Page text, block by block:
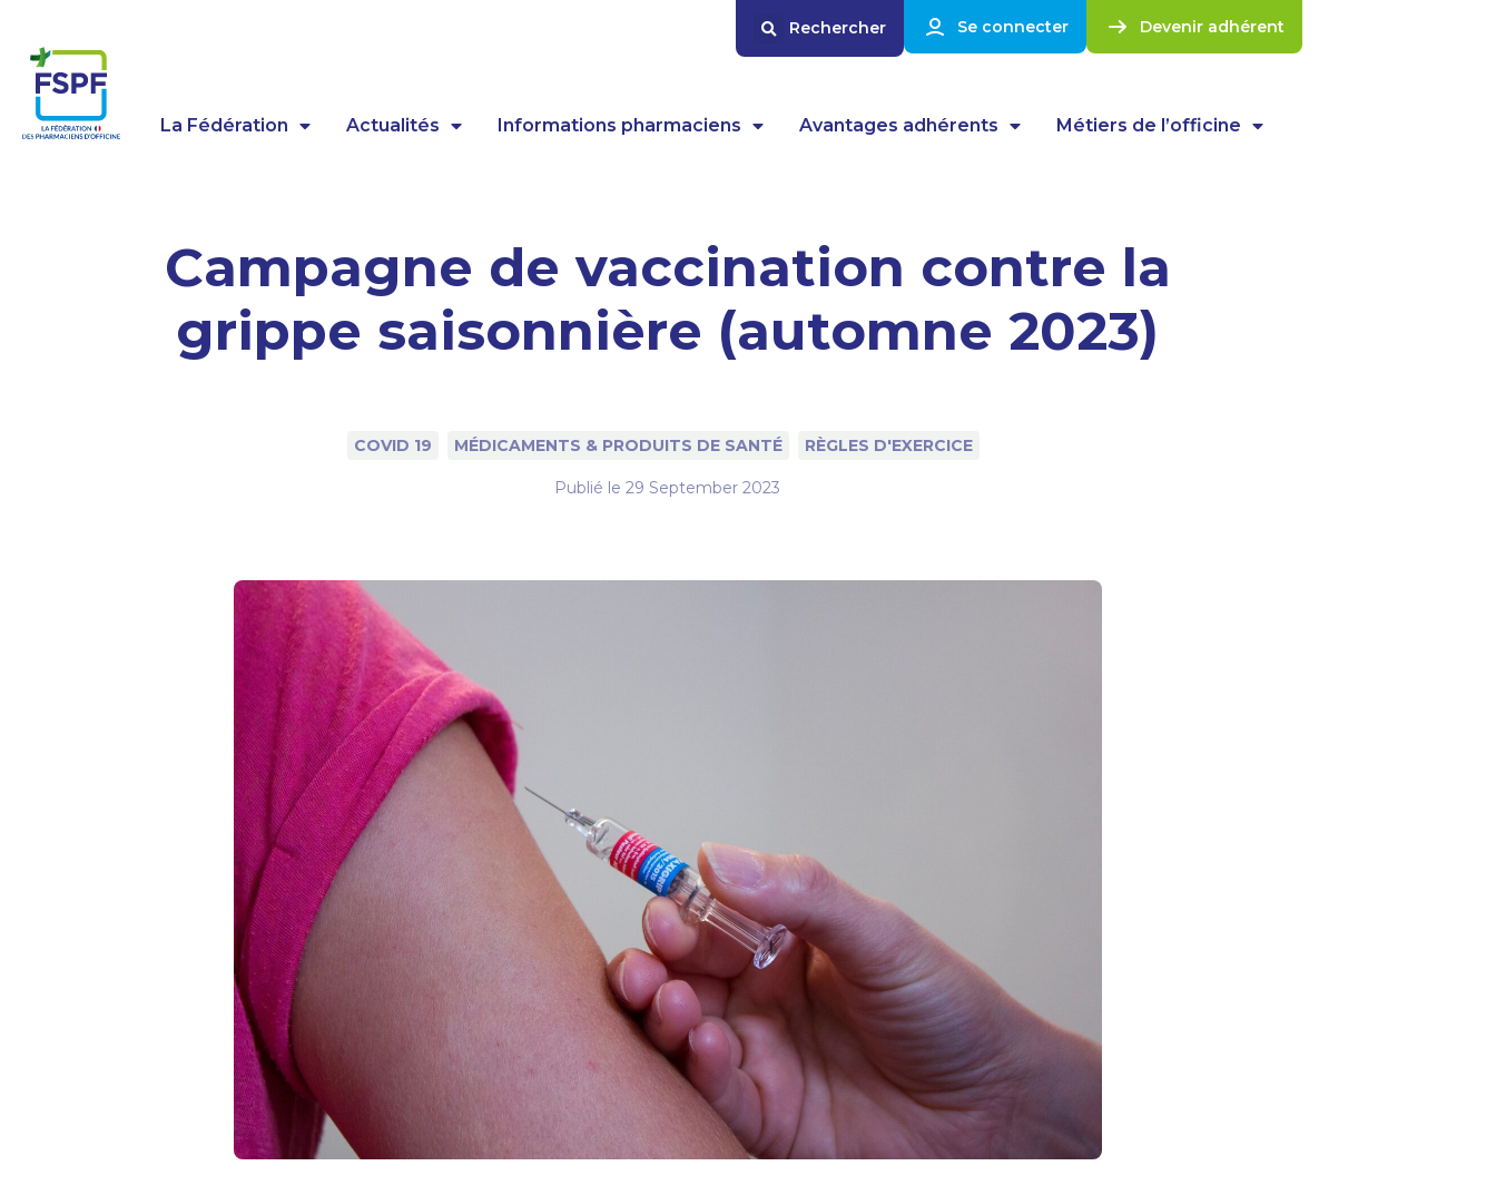
Se connecter Devenir adhérent
La Fédération Actualités Informations pharmaciens Avantages adhérents Métiers de l’officine
Campagne de vaccination contre la
grippe saisonnière (automne 2023)
COVID 19 MÉDICAMENTS & PRODUITS DE SANTÉ RÈGLES D'EXERCICE
Publié le 29 September 2023